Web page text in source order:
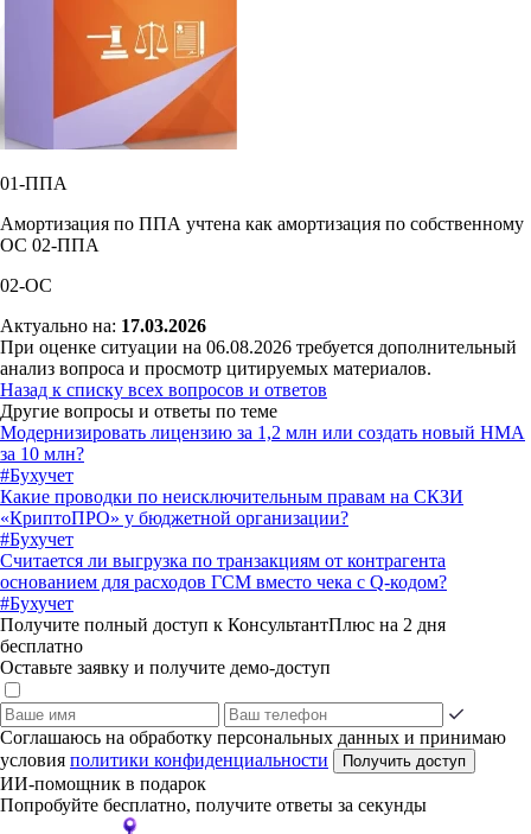
01-ППА
Амортизация по ППА учтена как амортизация по собственному
ОС 02-ППА
02-ОС
Актуально на: 17.03.2026
При оценке ситуации на 06.08.2026 требуется дополнительный
анализ вопроса и просмотр цитируемых материалов.
Назад к списку всех вопросов и ответов
Другие вопросы и ответы по теме
Модернизировать лицензию за 1,2 млн или создать новый НМА
за 10 млн?
#Бухучет
Какие проводки по неисключительным правам на СКЗИ
«КриптоПРО» у бюджетной организации?
#Бухучет
Считается ли выгрузка по транзакциям от контрагента
основанием для расходов ГСМ вместо чека с Q-кодом?
#Бухучет
Получите полный доступ к КонсультантПлюс на 2 дня
бесплатно
Оставьте заявку и получите демо-доступ
Соглашаюсь на обработку персональных данных и принимаю
условия политики конфиденциальности Получить доступ
ИИ-помощник в подарок
Попробуйте бесплатно, получите ответы за секунды